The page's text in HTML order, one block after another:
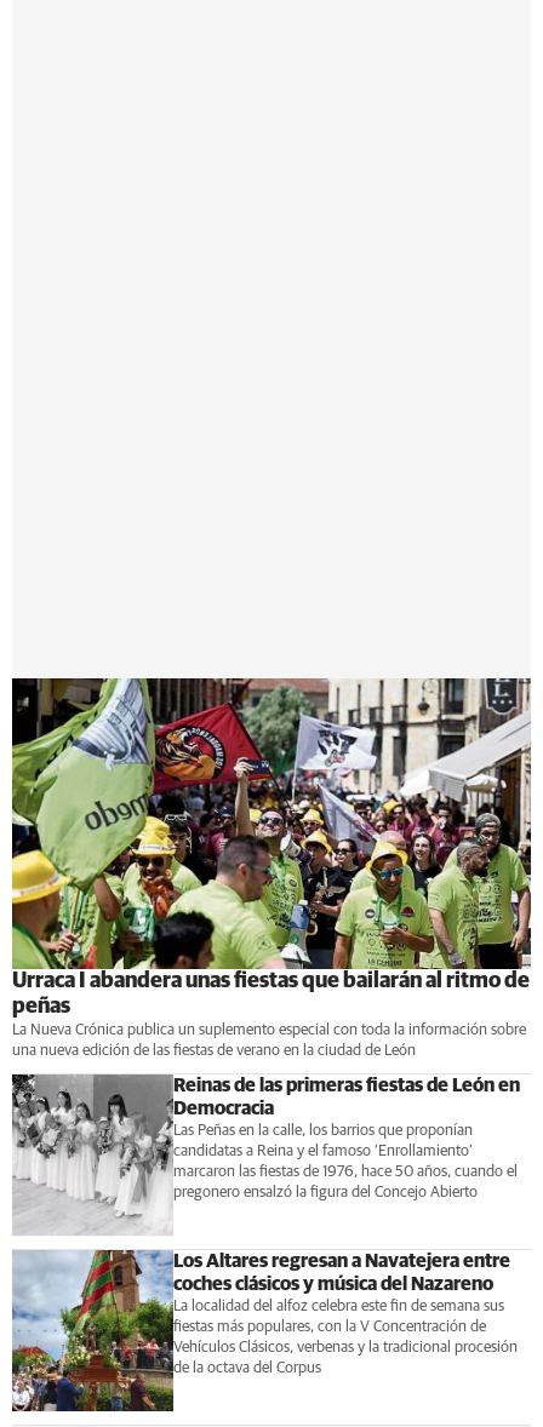
Urraca I abandera unas fiestas que bailarán al ritmo de
peñas
La Nueva Crónica publica un suplemento especial con toda la información sobre
una nueva edición de las fiestas de verano en la ciudad de León
Reinas de las primeras fiestas de León en
Democracia
Las Peñas en la calle, los barrios que proponían
candidatas a Reina y el famoso ‘Enrollamiento’
marcaron las fiestas de 1976, hace 50 años, cuando el
pregonero ensalzó la figura del Concejo Abierto
Los Altares regresan a Navatejera entre
coches clásicos y música del Nazareno
La localidad del alfoz celebra este fin de semana sus
fiestas más populares, con la V Concentración de
Vehículos Clásicos, verbenas y la tradicional procesión
de la octava del Corpus